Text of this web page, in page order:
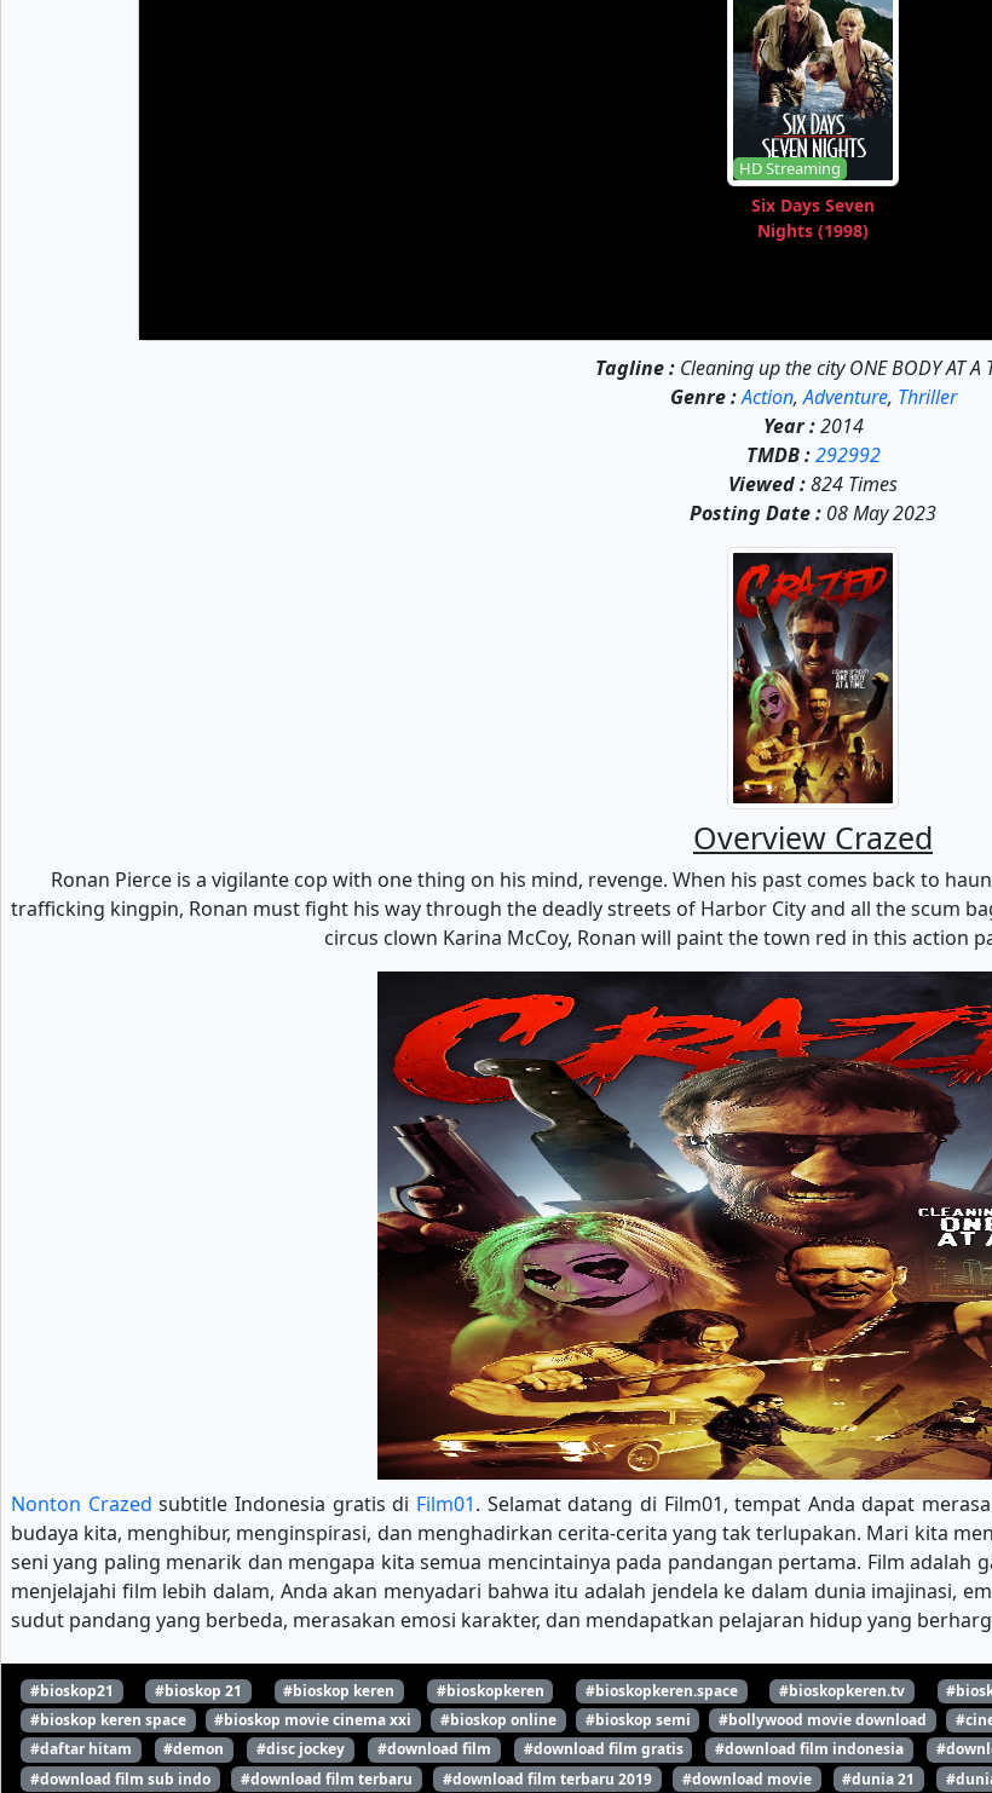
HD Streaming
Six Days Seven
Nights (1998)
Tagline :Cleaning up the city ONE BODY AT A
Genre :Action,Adventure, Thriller
Year :2014
TMDB : 292992
Viewed :824 Times
Posting Date : 08 May 2023
Overview Crazed
Ronan Pierce is a vigilante cop with one thing on his mind, revenge. When his past comes back to
trafficking kingpin, Ronan must fight his way through the deadly streets of Harbor City and all the scum
circus clown Karina McCoy, Ronan will paint the town red in this action
Nonton Crazed subtitle Indonesia gratis di Film01. Selamat datang di Film01, tempat Anda dapat
budaya kita, menghibur, menginspirasi, dan menghadirkan cerita-cerita yang tak terlupakan. Mari kita
seni yang paling menarik dan mengapa kita semua mencintainya pada pandangan pertama. Film
menjelajahi film lebih dalam, Anda akan menyadari bahwa itu adalah jendela ke dalam dunia imajinasi,
sudut pandang yang berbeda, merasakan emosi karakter, dan mendapatkan pelajaran hidup yang
#bioskop21 #bioskop 21 #bioskop keren #bioskopkeren #bioskopkeren.space #bioskopkeren.tv
#bioskop keren space
#bioskop movie cinema xxi #bioskop online #bioskop semi #bollywood movie download
#daftar hitam
#demon #disc jockey #download film #download film gratis #download film indonesia
#download film sub indo
#download film terbaru #download film terbaru 2019 #download movie #dunia 21